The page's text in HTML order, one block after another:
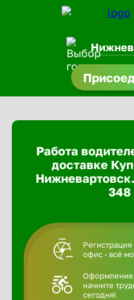
Работа
доставке
348
Регистрация
офис - всё
Оформление
начните
сегодня!